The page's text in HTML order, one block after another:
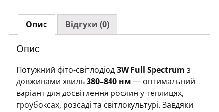
Опис Відгуки (0)
Опис
Потужний фіто-світлодіод3W Full Spectrum з
довжинами хвиль380–840 нм — оптимальний
варіант для досвітлення рослин у теплицях,
гроубоксах, розсаді та світлокультурі. Завдяки